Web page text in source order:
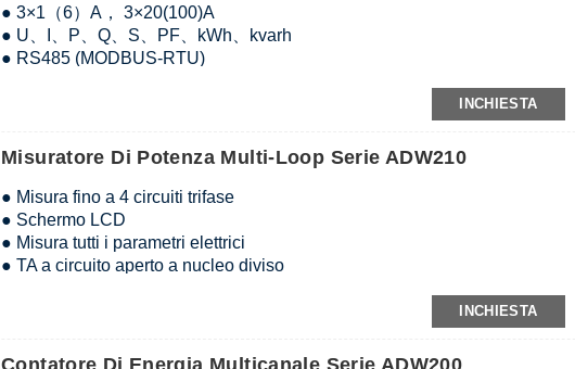
● 3×1（6）A， 3×20(100)A
● U、I、P、Q、S、PF、kWh、kvarh
● RS485 (MODBUS-RTU)
● kWh Classe 0,5S, kVarh Classe 2
INCHIESTA
Misuratore Di Potenza Multi-Loop Serie ADW210
● Misura fino a 4 circuiti trifase
● Schermo LCD
● Misura tutti i parametri elettrici
● TA a circuito aperto a nucleo diviso
(misurazione della temperatura e misurazione della corrente diINCHIESTA
Contatore Di Energia Multicanale Serie ADW200